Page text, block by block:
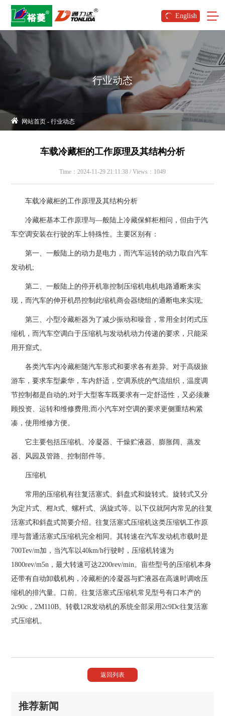
English
行业动态
网站首页 -行业动态
车载冷藏柜的工作原理及其结构分析
Time：2024-11-29 21:11:38 / Views：1049
车载冷藏柜的工作原理及其结构分析
冷藏柜基本工作原理与—般陆上冷藏保鲜柜相问，但由于汽
车空调安装在行驶的车上特殊性。主要区别有：
第一、一般陆上的动力是电力，而汽车运转的动力取自汽车
发动机;
第二、一般陆上的停开机靠控制压缩机电机电路通断来实
现，而汽车的伸开机昂控制此缩机商会器绕组的通断电来实现;
第三、小型冷藏柜器为了减少振动和噪音，常用全封闭式压
缩机，而汽车空调白于压缩机与发动机动力传递的要求，只能采
用开窟式。
各类汽车内冷藏柜随汽车形式和要求各有差异。对于高级旅
游车，要求车型豪华，车内舒适，空调系统的气流组织，温度调
节控制都是自动的;对于大型客车既要求有一定舒适性，又必须兼
顾投资、运转和维修费用;而小汽车对空调的要求更侧重结构紧
凑，使用维修方便。
它主要包括压缩机、冷凝器、干燥贮液器、膨胀阔、蒸发
器、风园及管路、控制部件等。
压缩机
常用的压缩机有往复活塞式、斜盘式和旋转式。旋转式又分
为定片式、柑Jt式、螺杆式、涡旋式等。以下仅就阿内常见的往复
活塞式和斜盘式简要介绍。往复活塞式压缩机这类压缩钒工作原
理与普通活塞式压缩机完全相同。其转速在汽车发动机市载时是
700Tev/m加，当汽车以40km/h行驶时，压缩机转速为
1800rev/m5n，最大转速可达2200rev/min。亩些型号的压缩机本身
还带有自动卸载机构，冷藏柜的冷凝器与贮液器在高速时调啥压
缩机的排汽量。口前。往复活塞式压缩机常见型号有口本产的
2c90c，2M110B。转载12R发动机的系统全部采用2c9Dc往复活塞
式压缩机。
返回列表
推荐新闻